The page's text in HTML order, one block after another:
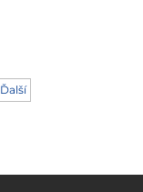
Ďalší